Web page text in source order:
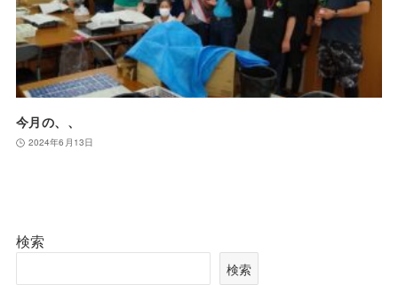
今月の、、
2024年6月13日
検索
検索